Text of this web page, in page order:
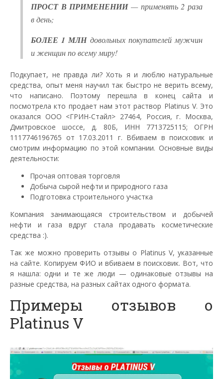
ПРОСТ В ПРИМЕНЕНИИ— применять 2 раза
в день;
БОЛЕЕ 1 МЛНдовольных покупателей мужчин
и женщин по всему миру!
Подкупает, не правда ли? Хоть я и люблю натуральные
средства, опыт меня научил так быстро не верить всему,
что написано. Поэтому перешла в конец сайта и
посмотрела кто продает нам этот раствор Platinus V. Это
оказался ООО <ГРИН-Стайл> 27464, Россия, г. Москва,
Дмитровское шоссе, д. 80Б, ИНН 7713725115; ОГРН
1117746196765 от 17.03.2011 г. Вбиваем в поисковик и
смотрим информацию по этой компании. Основные виды
деятельности:
Прочая оптовая торговля
Добыча сырой нефти и природного газа
Подготовка строительного участка
Компания занимающаяся строительством и добычей
нефти и газа вдруг стала продавать косметические
средства :).
Так же можно проверить отзывы о Platinus V, указанные
на сайте. Копируем ФИО и вбиваем в поисковик. Вот, что
я нашла: одни и те же люди — одинаковые отзывы на
разные средства, на разных сайтах одного формата.
Примеры отзывов о
Platinus V